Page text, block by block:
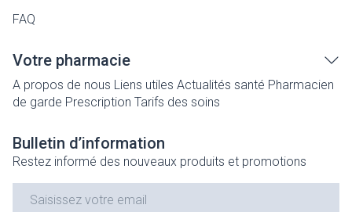
FAQ
Votre pharmacie
A propos de nous Liens utiles Actualités santé Pharmacien
de garde Prescription Tarifs des soins
Bulletin d’information
Restez informé des nouveaux produits et promotions